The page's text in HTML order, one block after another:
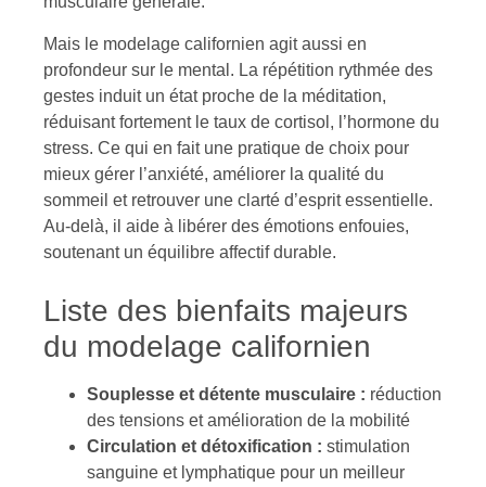
Mais le modelage californien agit aussi en
profondeur sur le mental. La répétition rythmée des
gestes induit un état proche de la méditation,
réduisant fortement le taux de cortisol, l’hormone du
stress. Ce qui en fait une pratique de choix pour
mieux gérer l’anxiété, améliorer la qualité du
sommeil et retrouver une clarté d’esprit essentielle.
Au-delà, il aide à libérer des émotions enfouies,
soutenant un équilibre affectif durable.
Liste des bienfaits majeurs
du modelage californien
Souplesse et détente musculaire : réduction
des tensions et amélioration de la mobilité
Circulation et détoxification : stimulation
sanguine et lymphatique pour un meilleur